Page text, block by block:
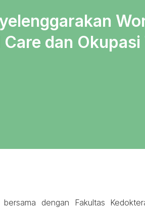
dan Okupasi
dengan Fakultas